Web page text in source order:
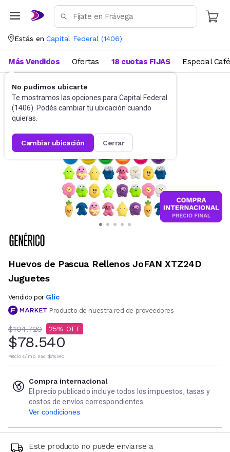
Estás en Capital Federal (1406)
No pudimos ubicarte
Te mostramos las opciones para Capital Federal
(1406). Podés cambiar tu ubicación cuando
quieras.
cambiar ubicación cerrar
Más Vendidos Ofertas 18 cuotas FIJAS Especial Café
Juguetes y Juegos
Huevos de Pascua Rellenos JoFAN XTZ24D
Juguetes
Vendido por Glic
Producto de nuestra red de proveedores
$104.720 25
$78.540
Precio s/imp. nac. $78.540
Compra internacional
El precio publicado incluye todos los impuestos, tasas y
costos de envíos correspondientes
Ver condiciones
Este producto no puede enviarse a